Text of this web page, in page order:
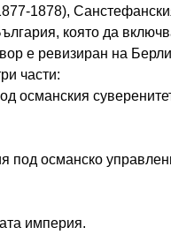
1878),
която да
е ревизиран на
части:
османския
под османско
империя.